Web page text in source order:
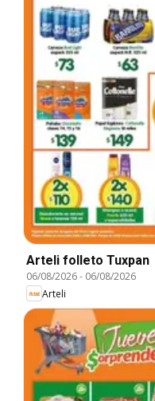
Arteli folleto Tuxpan
06/08/2026- 06/08/2026
Arteli